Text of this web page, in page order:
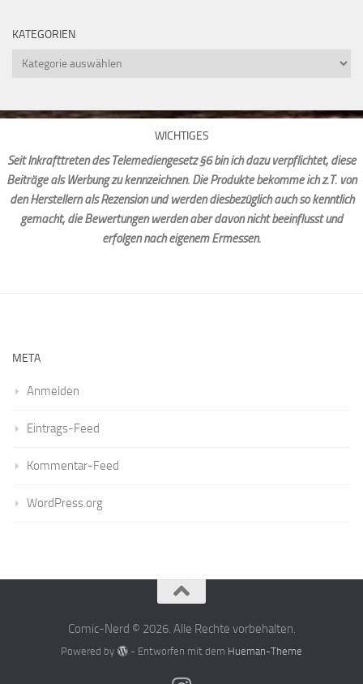
KATEGORIEN
Kategorien
WICHTIGES
Seit Inkrafttreten des Telemediengesetz §6 bin ich dazu verpflichtet, diese
Beiträge als Werbung zu kennzeichnen. Die Produkte bekomme ich z.T. von
den Herstellern als Rezension und werden diesbezüglich auch so kenntlich
gemacht, die Bewertungen werden aber davon nicht beeinflusst und
erfolgen nach eigenem Ermessen.
META
Anmelden
Eintrags-Feed
Kommentar-Feed
WordPress.org
Comic-Nerd © 2026. Alle Rechte vorbehalten.
Powered by - Entworfen mit dem Hueman-Theme